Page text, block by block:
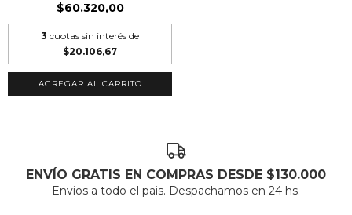
$60.320,00
3 cuotas sin interés de
$20.106,67
AGREGAR AL CARRITO
ENVÍO GRATIS EN COMPRAS DESDE $130.000
Envios a todo el pais. Despachamos en 24 hs.